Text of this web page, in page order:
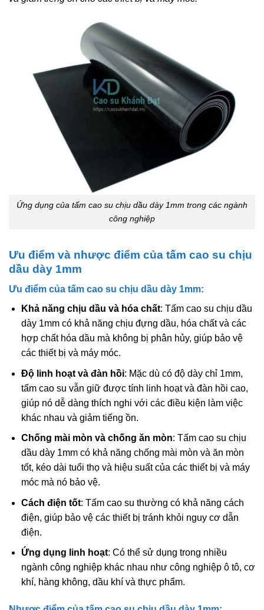
Ứng dụng của tấm cao su chịu dầu dày 1mm trong các ngành
công nghiệp
Ưu điểm và nhược điểm của tấm cao su chịu
dầu dày 1mm
Ưu điểm của tấm cao su chịu dầu dày 1mm:
Khả năng chịu dầu và hóa chất: Tấm cao su chịu dầu
dày 1mm có khả năng chịu đựng dầu, hóa chất và các
hợp chất hóa dầu mà không bị phân hủy, giúp bảo vệ
các thiết bị và máy móc.
Độ linh hoạt và đàn hồi: Mặc dù có độ dày chỉ 1mm,
tấm cao su vẫn giữ được tính linh hoạt và đàn hồi cao,
giúp nó dễ dàng thích nghi với các điều kiện làm việc
khác nhau và giảm tiếng ồn.
Chống mài mòn và chống ăn mòn: Tấm cao su chịu
dầu dày 1mm có khả năng chống mài mòn và ăn mòn
tốt, kéo dài tuổi thọ và hiệu suất của các thiết bị và máy
móc mà nó bảo vệ.
Cách điện tốt: Tấm cao su thường có khả năng cách
điện, giúp bảo vệ các thiết bị tránh khỏi nguy cơ dẫn
điện.
Ứng dụng linh hoạt: Có thể sử dụng trong nhiều
ngành công nghiệp khác nhau như công nghiệp ô tô, cơ
khí, hàng không, dầu khí và thực phẩm.